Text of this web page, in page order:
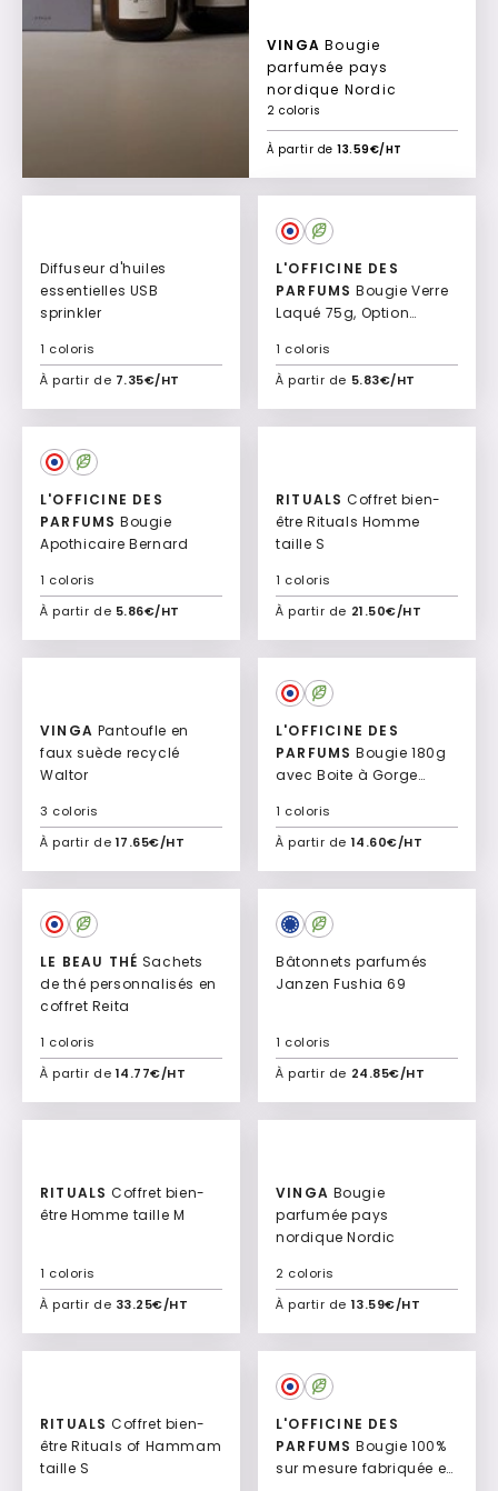
VINGABougie
parfumée pays
nordique Nordic
À partir de 13.59€/HT
2 coloris
Diffuseur d'huiles
essentielles USB
sprinkler
À partir de 7.35€/HT
1 coloris
Ajouter à mon devis
L'OFFICINE DES
PARFUMS
Laqué 75g, Option
Bernadette
À partir de 5.83€/HT
1 coloris
Ajouter à mon devis
L'OFFICINE DES
PARFUMS
Apothicaire Bernard
À partir de 5.86€/HT
1 coloris
Ajouter à mon devis
RITUALS
être Rituals Homme
taille S
À partir de 21.50€/HT
1 coloris
Ajouter à mon devis
VINGA
faux suède recyclé
Waltor
À partir de 17.65€/HT
3 coloris
Ajouter à mon devis
L'OFFICINE DES
PARFUMS
avec Boite à Gorge
À partir de 14.60€/HT
1 coloris
Ajouter à mon devis
LE BEAU THÉ
de thé personnalisés en
coffret Reita
À partir de 14.77€/HT
1 coloris
Ajouter à mon devis
Bâtonnets parfumés
Janzen Fushia 69
À partir de 24.85€/HT
1 coloris
Ajouter à mon devis
RITUALS
être Homme taille M
À partir de 33.25€/HT
1 coloris
Ajouter à mon devis
VINGA
parfumée pays
nordique Nordic
À partir de 13.59€/HT
2 coloris
Ajouter à mon devis
RITUALS
être Rituals of Hammam
taille S
L'OFFICINE DES
PARFUMS
sur mesure fabriquée en